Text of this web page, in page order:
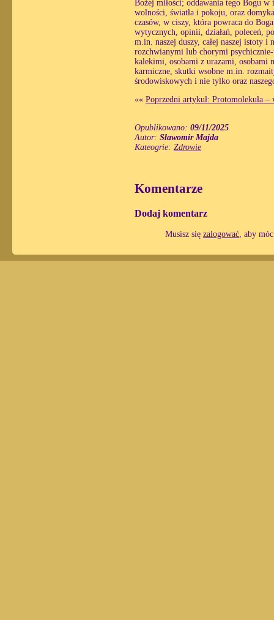
Bożej miłości; oddawania tego Bogu
wolności, światła i pokoju, oraz
czasów, w ciszy, która powraca do
wytycznych, opinii, działań, poleceń,
m.in. naszej duszy, całej naszej istoty
rozchwianymi lub chorymi
kalekimi, osobami z urazami, osobami
karmiczne, skutki wsobne m.in.
środowiskowych i nie tylko oraz
«« Poprzedni artykuł: Protomolekuła –
Opublikowano: 09/11/2025
Autor: Sławomir Majda
Kateogrie: Zdrowie
Komentarze
Dodaj komentarz
Musisz się zalogować, aby